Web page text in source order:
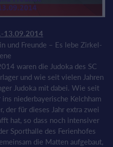
13.09.2014
und Freunde – Es lebe Zirkel-
waren die Judoka des SC
und wie seit vielen Jahren
Judoka mit dabei. Wie seit
niederbayerische Kelchham
der für dieses Jahr extra zwei
hat, so dass noch intensiver
Sporthalle des Ferienhofes
die Matten aufgebaut,